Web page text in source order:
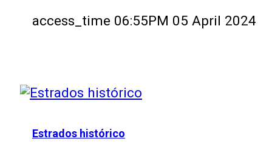
access_time 06:55PM 05 April 2024
Estrados histórico